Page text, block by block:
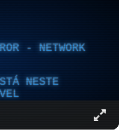
- NETWORK
NESTE